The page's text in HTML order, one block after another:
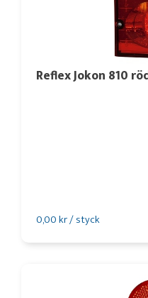
Reflex Jokon 810
0,00 kr / styck